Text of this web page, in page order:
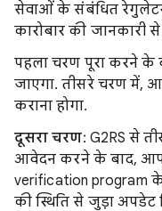
सेवाओं के संबंधित रेगुलेटर
कारोबार की जानकारी
पहला चरण पूरा करने
जाएगा. तीसरे चरण में,
कराना होगा.
दूसरा चरण: G2RS से
आवेदन करने के बाद,
verification program
की स्थिति से जुड़ा अपडेट